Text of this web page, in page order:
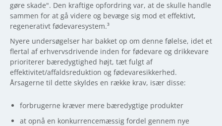
gøre skade". Den kraftige opfordring var, at de skulle handle
sammen for at gå videre og bevæge sig mod et effektivt,
regenerativt fødevaresystem.³
Nyere undersøgelser har bakket op om denne følelse, idet et
flertal af erhvervsdrivende inden for fødevare og drikkevare
prioriterer bæredygtighed højt, tæt fulgt af
effektivitet/affaldsreduktion og fødevaresikkerhed.
Årsagerne til dette skyldes en række krav, især disse:
forbrugerne kræver mere bæredygtige produkter
at opnå en konkurrencemæssig fordel gennem nye